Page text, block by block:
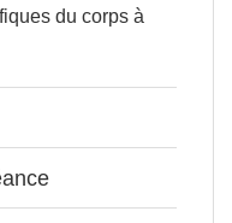
du corps à